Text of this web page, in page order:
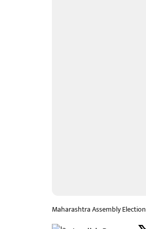
Maharashtra Assembly Election